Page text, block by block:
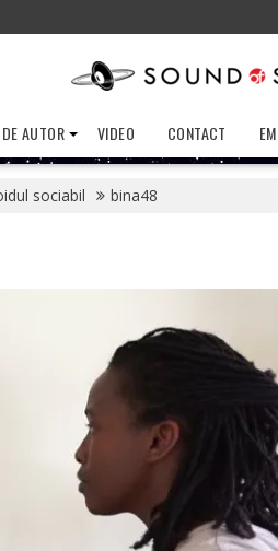
DE AUTOR VIDEO CONTACT
sociabil bina48